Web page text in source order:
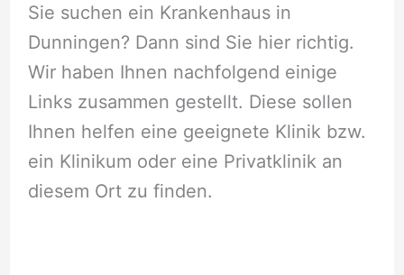
Sie suchen ein Krankenhaus in
Dunningen? Dann sind Sie hier richtig.
Wir haben Ihnen nachfolgend einige
Links zusammen gestellt. Diese sollen
Ihnen helfen eine geeignete Klinik bzw.
ein Klinikum oder eine Privatklinik an
diesem Ort zu finden.